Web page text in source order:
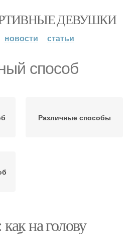
ДЕВУШКИ
новости статьи
способ
Различные способы
на голову